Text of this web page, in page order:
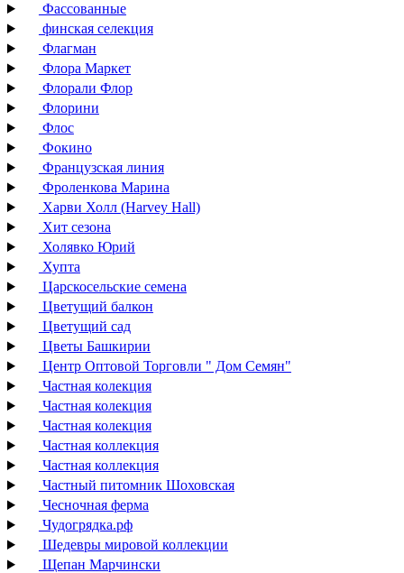
Фассованные
финская селекция
Флагман
Флора Маркет
Флорали Флор
Флорини
Флос
Фокино
Французская линия
Фроленкова Марина
Харви Холл (Harvey Hall)
Хит сезона
Холявко Юрий
Хупта
Царскосельские семена
Цветущий балкон
Цветущий сад
Цветы Башкирии
Центр Оптовой Торговли " Дом Семян"
Частная колекция
Частная колекция
Частная колекция
Частная коллекция
Частная коллекция
Частный питомник Шоховская
Чесночная ферма
Чудогрядка.рф
Шедевры мировой коллекции
Щепан Марчински